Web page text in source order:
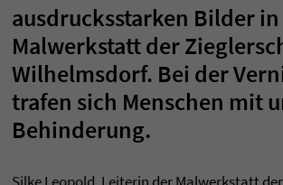
ausdrucksstarken Bilder
Malwerkstatt der
Wilhelmsdorf. Bei der
trafen sich Menschen mit
Behinderung.